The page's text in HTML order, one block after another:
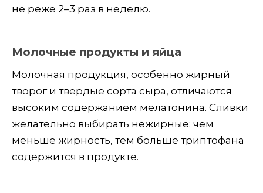
не реже 2–3 раз в неделю.
Молочные продукты и яйца
Молочная продукция, особенно жирный
творог и твердые сорта сыра, отличаются
высоким содержанием мелатонина. Сливки
желательно выбирать нежирные: чем
меньше жирность, тем больше триптофана
содержится в продукте.